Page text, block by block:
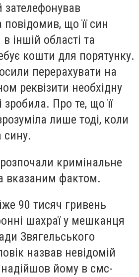
зателефонував
що її син
іншій області та
кошти для порятунку.
перерахувати на
реквізити необхідну
Про те, що її
лише тоді, коли
сину.
кримінальне
вказаним фактом.
90 тисяч гривень
шахраї у мешканця
Звягельського
назвав невідомій
йому в смс-